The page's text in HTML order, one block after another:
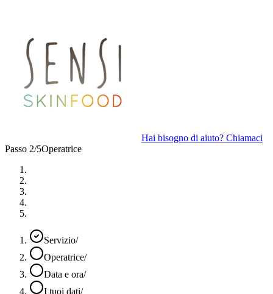
Hai bisogno di aiuto? Chiamaci
Passo 2/5Operatrice
Servizio/
Operatrice/
Data e ora/
I tuoi dati/